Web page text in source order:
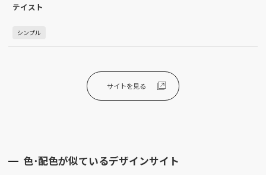
テイスト
シンプル
サイトを見る
色･配色が似ているデザインサイト